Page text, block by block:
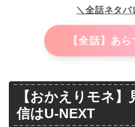
＼全話ネタバ
【全話】あ
【おかえりモネ
信はU-NEXT